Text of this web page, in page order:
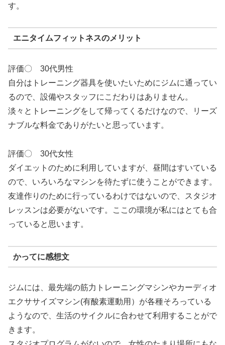
す。
エニタイムフィットネスのメリット
評価〇 30代男性
自分はトレーニング器具を使いたいためにジムに通ってい
るので、設備やスタッフにこだわりはありません。
淡々とトレーニングをして帰ってくるだけなので、リーズ
ナブルな料金でありがたいと思っています。
評価〇 30代女性
ダイエットのために利用していますが、昼間はすいている
ので、いろいろなマシンを待たずに使うことができます。
友達作りのために行っているわけではないので、スタジオ
レッスンは必要がないです。ここの環境が私にはとても合
っていると思います。
かってに感想文
ジムには、最先端の筋力トレーニングマシンやカーディオ
エクササイズマシン(有酸素運動用）が各種そろっている
ようなので、生活のサイクルに合わせて利用することがで
きます。